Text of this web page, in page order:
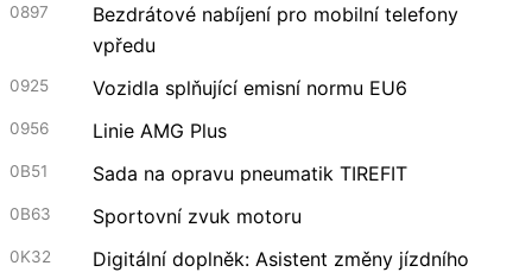
0897
Bezdrátové nabíjení pro mobilní telefony
vpředu
0925 Vozidla splňující emisní normu EU6
0956 Linie AMG Plus
0B51 Sada na opravu pneumatik TIREFIT
0B63 Sportovní zvuk motoru
0K32
Digitální doplněk: Asistent změny jízdního